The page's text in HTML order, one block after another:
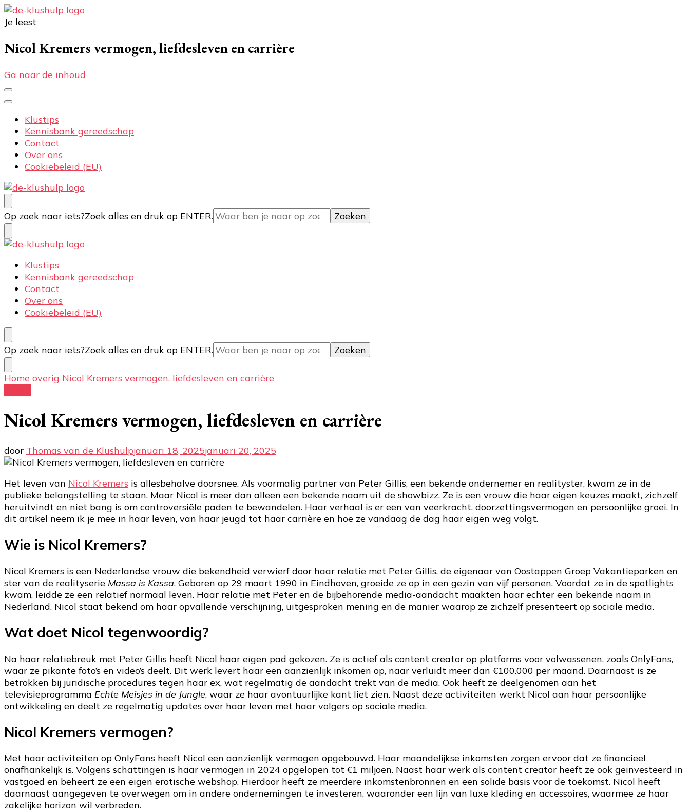
De-klushulp.nl | Dé online kluswijzer voor DIY’ers
Profiteer van handige klustips en handige informatie over klussen
Je leest
Nicol Kremers vermogen, liefdesleven en carrière
Ga naar de inhoud
Klustips
Kennisbank gereedschap
Contact
Over ons
Cookiebeleid (EU)
De-klushulp.nl | Dé online kluswijzer voor DIY’ers
Profiteer van handige klustips en handige informatie over klussen
Op zoek naar iets?Zoek alles en druk op ENTER.
De-klushulp.nl | Dé online kluswijzer voor DIY’ers
Profiteer van handige klustips en handige informatie over klussen
Klustips
Kennisbank gereedschap
Contact
Over ons
Cookiebeleid (EU)
Op zoek naar iets?Zoek alles en druk op ENTER.
Home overig Nicol Kremers vermogen, liefdesleven en carrière
Nicol Kremers vermogen, liefdesleven en carrière
door Thomas van de Klushulpjanuari 18, 2025januari 20, 2025
Het leven van Nicol Kremers is allesbehalve doorsnee. Als voormalig partner van Peter Gillis, een bekende ondernemer en realityster, kwam ze in de
publieke belangstelling te staan. Maar Nicol is meer dan alleen een bekende naam uit de showbizz. Ze is een vrouw die haar eigen keuzes maakt, zichzelf
heruitvindt en niet bang is om controversiële paden te bewandelen. Haar verhaal is er een van veerkracht, doorzettingsvermogen en persoonlijke groei. In
dit artikel neem ik je mee in haar leven, van haar jeugd tot haar carrière en hoe ze vandaag de dag haar eigen weg volgt.
Wie is Nicol Kremers?
Nicol Kremers is een Nederlandse vrouw die bekendheid verwierf door haar relatie met Peter Gillis, de eigenaar van Oostappen Groep Vakantieparken en
ster van de realityserie Massa is Kassa. Geboren op 29 maart 1990 in Eindhoven, groeide ze op in een gezin van vijf personen. Voordat ze in de spotlights
kwam, leidde ze een relatief normaal leven. Haar relatie met Peter en de bijbehorende media-aandacht maakten haar echter een bekende naam in
Nederland. Nicol staat bekend om haar opvallende verschijning, uitgesproken mening en de manier waarop ze zichzelf presenteert op sociale media.
Wat doet Nicol tegenwoordig?
Na haar relatiebreuk met Peter Gillis heeft Nicol haar eigen pad gekozen. Ze is actief als content creator op platforms voor volwassenen, zoals OnlyFans,
waar ze pikante foto’s en video’s deelt. Dit werk levert haar een aanzienlijk inkomen op, naar verluidt meer dan €100.000 per maand. Daarnaast is ze
betrokken bij juridische procedures tegen haar ex, wat regelmatig de aandacht trekt van de media. Ook heeft ze deelgenomen aan het
televisieprogramma Echte Meisjes in de Jungle, waar ze haar avontuurlijke kant liet zien. Naast deze activiteiten werkt Nicol aan haar persoonlijke
ontwikkeling en deelt ze regelmatig updates over haar leven met haar volgers op sociale media.
Nicol Kremers vermogen?
Met haar activiteiten op OnlyFans heeft Nicol een aanzienlijk vermogen opgebouwd. Haar maandelijkse inkomsten zorgen ervoor dat ze financieel
onafhankelijk is. Volgens schattingen is haar vermogen in 2024 opgelopen tot €1 miljoen. Naast haar werk als content creator heeft ze ook geïnvesteerd in
vastgoed en beheert ze een eigen erotische webshop. Hierdoor heeft ze meerdere inkomstenbronnen en een solide basis voor de toekomst. Nicol heeft
daarnaast aangegeven te overwegen om in andere ondernemingen te investeren, waaronder een lijn van luxe kleding en accessoires, waarmee ze haar
zakelijke horizon wil verbreden.